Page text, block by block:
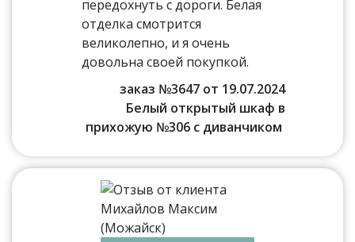
передохнуть с дороги. Белая
отделка смотрится
великолепно, и я очень
довольна своей покупкой.
заказ №3647 от 19.07.2024
Белый открытый шкаф в
прихожую №306 с диванчиком